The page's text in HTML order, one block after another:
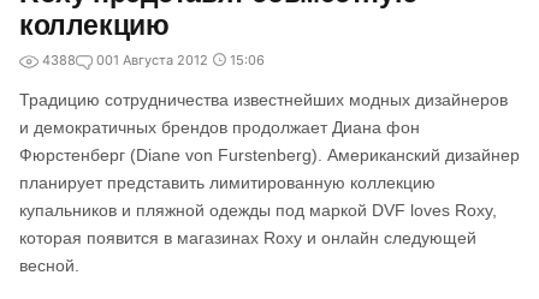
коллекцию
4388 001 Августа 2012 15:06
Традицию сотрудничества известнейших модных дизайнеров
и демократичных брендов продолжает Диана фон
Фюрстенберг (Diane von Furstenberg). Американский дизайнер
планирует представить лимитированную коллекцию
купальников и пляжной одежды под маркой DVF loves Roxy,
которая появится в магазинах Roxy и онлайн следующей
весной.